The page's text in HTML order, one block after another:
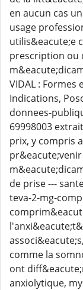
en aucun cas
usage
utilis&eacute;e
prescription ou
VIDAL :
Indications,
donnees-
69998003
prix, y compris
de prise ---
teva-2-mg-
comme la
ont
anxiolytique,